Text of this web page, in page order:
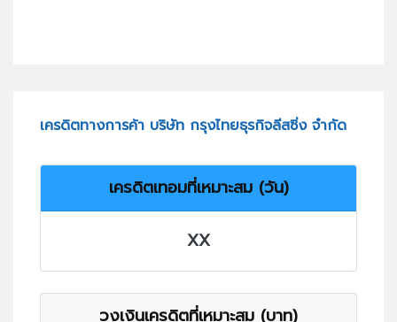
เครดิตทางการค้า บริษัท กรุงไทยธุรกิจลีสซิ่ง จำกัด
เครดิตเทอมที่เหมาะสม (วัน)
XX
วงเงินเครดิตที่เหมาะสม (บาท)